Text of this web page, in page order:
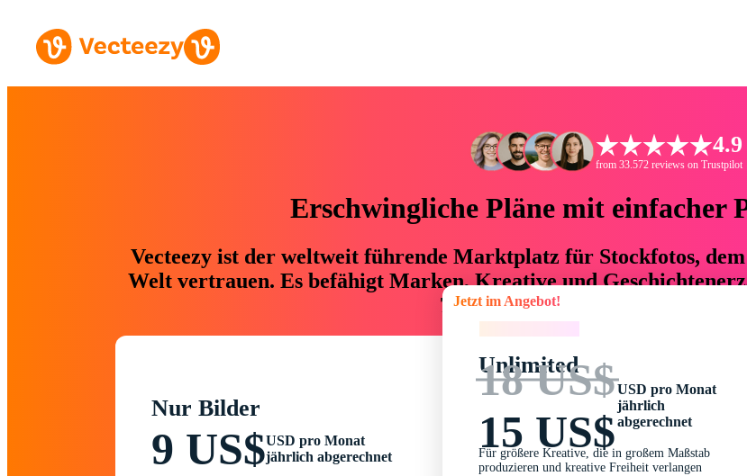
4.9
from 33.572 reviews on Trustpilot
Erschwingliche Pläne mit einfacher
Vecteezy ist der weltweit führende Marktplatz für Stockfotos,
Welt vertrauen. Es befähigt Marken, Kreative und
76 % an Zeit und Budget
Nur Bilder
9 US$USD pro Monat
jährlich abgerechnet
Jetzt im Angebot!
Unlimited
18 US$
15 US$
USD pro Monat
jährlich
abgerechnet
Für größere Kreative, die in großem Maßstab
produzieren und kreative Freiheit verlangen